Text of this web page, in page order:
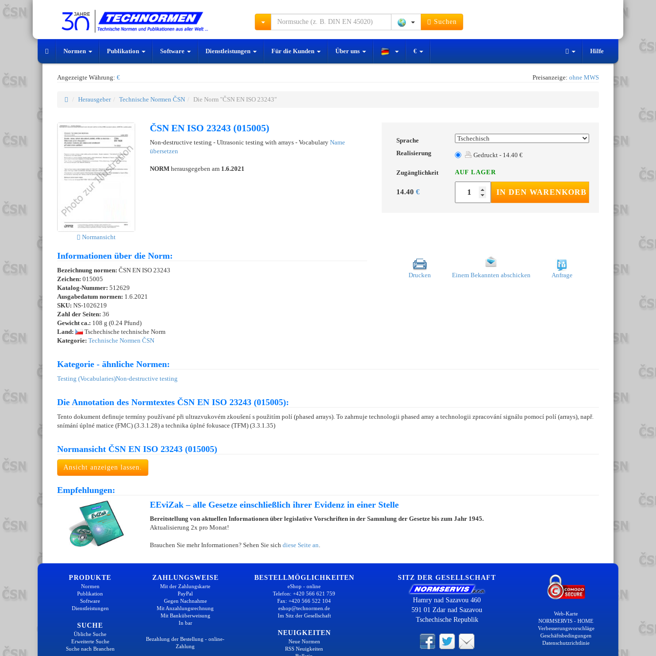
Suchen
Normen Publikation Software Dienstleistungen Für die Kunden Über uns € Hilfe
Angezeigte Währung: € Preisanzeige: ohne MWS
Herausgeber Technische Normen ČSN Die Norm "ČSN EN ISO 23243"
Normansicht
ČSN EN ISO 23243 (015005)
Non-destructive testing - Ultrasonic testing with arrays - Vocabulary Name
übersetzen
NORM herausgegeben am 1.6.2021
Sprache
Realisierung
Gedruckt - 14.40 €
Zugänglichkeit AUF LAGER
14.40 € IN DEN WARENKORB
Informationen über die Norm:
Bezeichnung normen: ČSN EN ISO 23243
Zeichen: 015005
Katalog-Nummer: 512629
Ausgabedatum normen: 1.6.2021
SKU: NS-1026219
Zahl der Seiten: 36
Gewicht ca.: 108 g (0.24 Pfund)
Land:
Tschechische technische Norm
Kategorie: Technische Normen ČSN
Drucken Einem Bekannten abschicken Anfrage
Kategorie - ähnliche Normen:
Testing (Vocabularies)Non-destructive testing
Die Annotation des Normtextes ČSN EN ISO 23243 (015005):
Tento dokument definuje termíny používané při ultrazvukovém zkoušení s použitím polí (phased arrays). To zahrnuje technologii phased array a technologii zpracování signálu pomocí polí (arrays), např.
snímání úplné matice (FMC) (3.3.1.28) a technika úplné fokusace (TFM) (3.3.1.35)
Normansicht ČSN EN ISO 23243 (015005)
Ansicht anzeigen lassen.
Empfehlungen:
EEviZak – alle Gesetze einschließlich ihrer Evidenz in einer Stelle
Bereitstellung von aktuellen Informationen über legislative Vorschriften in der Sammlung der Gesetze bis zum Jahr 1945.
Aktualisierung 2x pro Monat!
Brauchen Sie mehr Informationen? Sehen Sie sich diese Seite an.
PRODUKTE
Normen
Publikation
Software
Dienstleistungen
SUCHE
Übliche Suche
Erweiterte Suche
Suche nach Branchen
ZAHLUNGSWEISE
Mit der Zahlungskarte
PayPal
Gegen Nachnahme
Mit Anzahlungsrechnung
Mit Banküberweisung
In bar
Bezahlung der Bestellung - online-
Zahlung
BESTELLMÖGLICHKEITEN
eShop - online
Telefon: +420 566 621 759
Fax: +420 566 522 104
eshop@technormen.de
Im Sitz der Gesellschaft
NEUIGKEITEN
Neue Normen
RSS Neuigkeiten
SITZ DER GESELLSCHAFT
Hamry nad Sazavou 460
591 01 Zdar nad Sazavou
Tschechische Republik
Web-Karte
NORMSERVIS - HOME
Verbesserungsvorschläge
Geschäftsbedingungen
Datenschutzrichtlinie